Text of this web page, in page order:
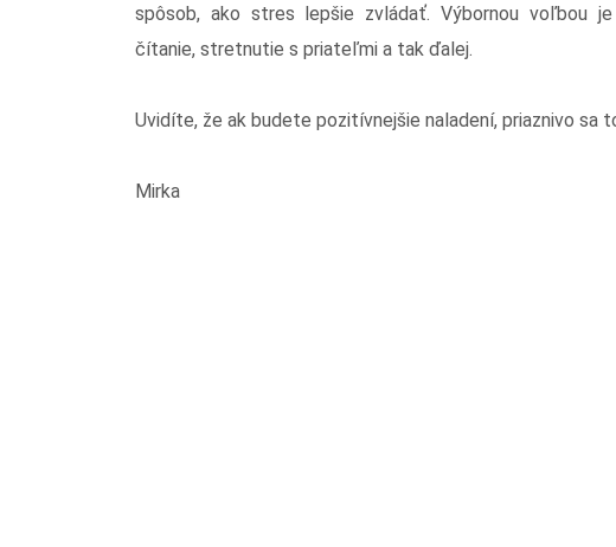
spôsob, ako stres lepšie zvládať. Výbornou voľbou je
čítanie, stretnutie s priateľmi a tak ďalej.
Uvidíte, že ak budete pozitívnejšie naladení, priaznivo sa
Mirka